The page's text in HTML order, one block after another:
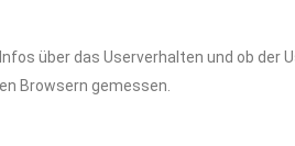
über das Userverhalten und ob
Browsern gemessen.